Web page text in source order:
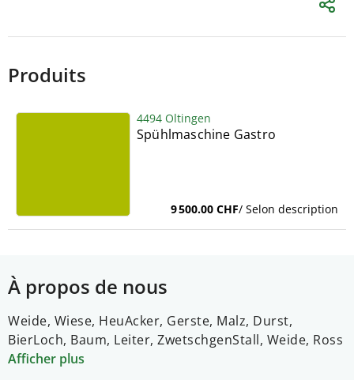
Produits
4494 Oltingen
Spühlmaschine Gastro
9 500.00 CHF/ Selon description
À propos de nous
Weide, Wiese, HeuAcker, Gerste, Malz, Durst,
BierLoch, Baum, Leiter, ZwetschgenStall, Weide, Ross
Afficher plus